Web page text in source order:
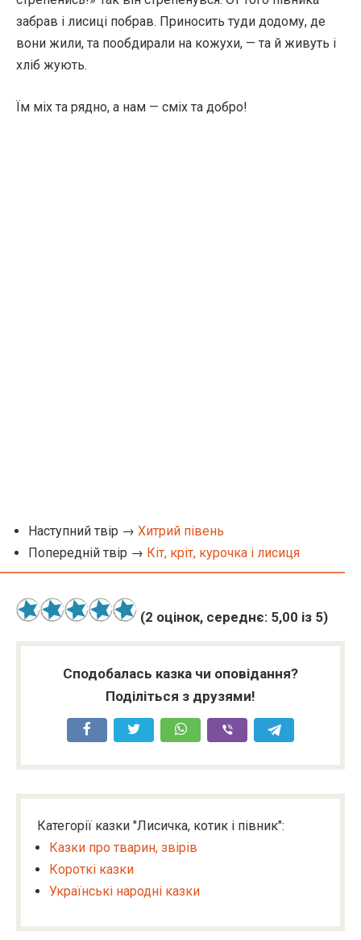
забрав і лисиці побрав. Приносить туди додому, де
вони жили, та пообдирали на кожухи, — та й живуть і
хліб жують.
Їм міх та рядно, а нам — сміх та добро!
Наступний твір → Хитрий півень
Попередній твір → Кіт, кріт, курочка і лисиця
(2 оцінок, середнє: 5,00 із 5)
Сподобалась казка чи оповідання?
Поділіться з друзями!
Категорії казки "Лисичка, котик і півник":
Казки про тварин, звірів
Короткі казки
Українські народні казки